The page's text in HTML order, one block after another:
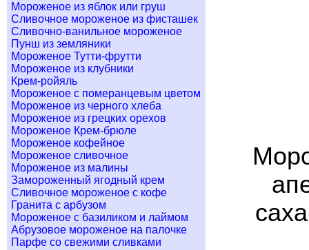
Мороженое из яблок или груш
Сливочное мороженое из фисташек
Сливочно-ванильное мороженое
Пунш из земляники
Мороженое Тутти-фрутти
Мороженое из клубники
Крем-ройяль
Мороженое с померанцевым цветом
Мороженое из черного хлеба
Мороженое из грецких орехов
Мороженое Крем-брюле
Мороженое кофейное
Мороженое сливочное
Мороженое из малины
Замороженный ягодный крем
Сливочное мороженое с кофе
Гранита с арбузом
Мороженое с базиликом и лаймом
Абрузовое мороженое на палочке
Парфе со свежими сливками